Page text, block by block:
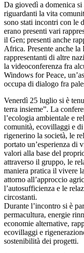
Da giovedì a domenica
riguardanti la vita
sono stati incontri con le
erano presenti vari
il Gen; presenti anche
Africa. Presente anche
rappresentanti di altre
la videoconferenza fra
Windows for Peace,
occupa di dialogo fra
Venerdì 25 luglio si è
terra insieme”. La
l’ecologia ambientale e
comunità, ecovillaggi e
rigenerino la società, le
portato un’esperienza di
valori alla base del
attraverso il gruppo, le
maniera pratica il vivere
attorno all’approccio
l’autosufficienza e le
circostanti.
Durante l’incontro si è
permacultura, energie
economie alternative,
ecovillaggi e
sostenibilità dei progetti.